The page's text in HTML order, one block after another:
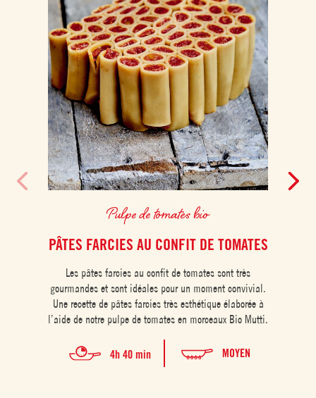
Pulpe de tomates bio
PÂTES FARCIES AU CONFIT DE TOMATES
Les pâtes farcies au confit de tomates sont très
gourmandes et sont idéales pour un moment convivial.
Une recette de pâtes farcies très esthétique élaborée à
l’aide de notre pulpe de tomates en morceaux Bio Mutti.
4h 40 min MOYEN